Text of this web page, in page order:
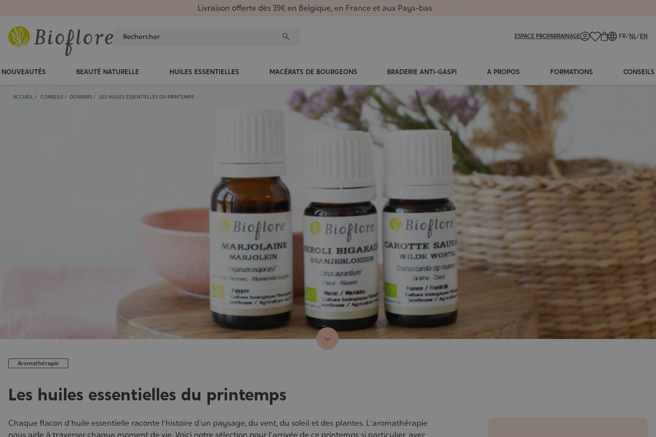
Livraison offerte dès 39€ en Belgique, en France et aux Pays-bas
ESPACE PROPARRAINAGE FR/NL/EN
NOUVEAUTÉS BEAUTÉ NATURELLE HUILES ESSENTIELLES MACÉRATS DE BOURGEONS BRADERIE ANTI-GASPI A PROPOS FORMATIONS CONSEILS
ACCUEIL CONSEILS DOSSIERS LES HUILES ESSENTIELLES DU PRINTEMPS
Aromathérapie
Les huiles essentielles du printemps
Chaque flacon d'huile essentielle raconte l'histoire d'un paysage, du vent, du soleil et des plantes. L'aromathérapie
nous aide à traverser chaque moment de vie. Voici notre sélection pour l'arrivée de ce printemps si particulier, avec